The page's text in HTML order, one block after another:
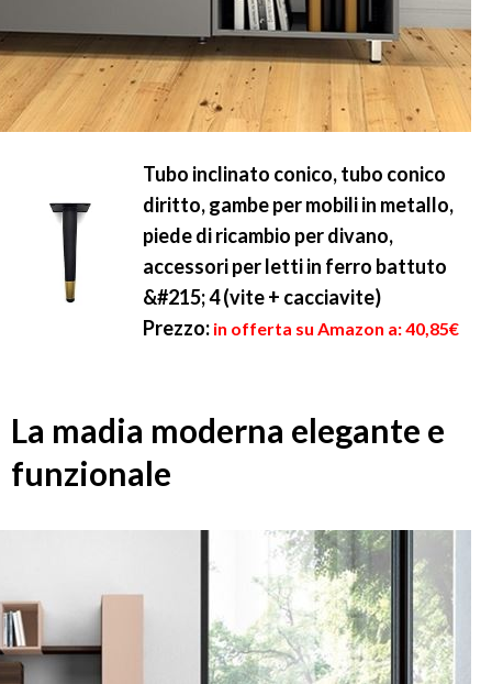
Tubo inclinato conico, tubo conico
diritto, gambe per mobili in metallo,
piede di ricambio per divano,
accessori per letti in ferro battuto
&#215; 4 (vite + cacciavite)
Prezzo: in offerta su Amazon a: 40,85€
La madia moderna elegante e
funzionale